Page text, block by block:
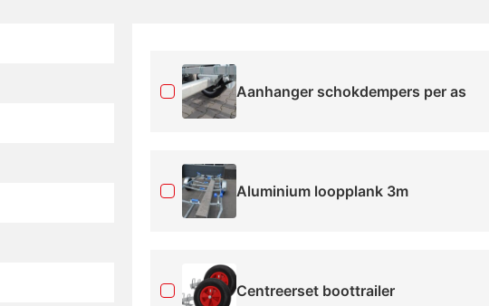
Aanhanger schokdempers per as
Aluminium loopplank 3m
Centreerset boottrailer